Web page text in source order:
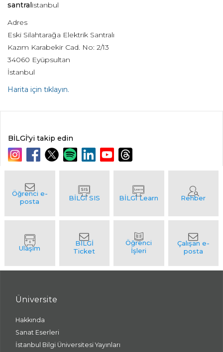
santralistanbul
Adres
Eski Silahtarağa Elektrik Santralı
Kazım Karabekir Cad. No: 2/13
34060 Eyüpsultan
İstanbul
Harita için tıklayın.
BİLGİ'yi takip edin
Üniversite
Hakkında
Sanat Eserleri
İstanbul Bilgi Üniversitesi Yayınları